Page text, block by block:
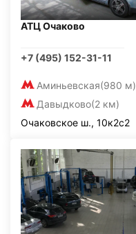
АТЦ Очаково
+7 (495) 152-31-11
Аминьевская(980 м)
Давыдково(2 км)
Очаковское ш., 10к2с2